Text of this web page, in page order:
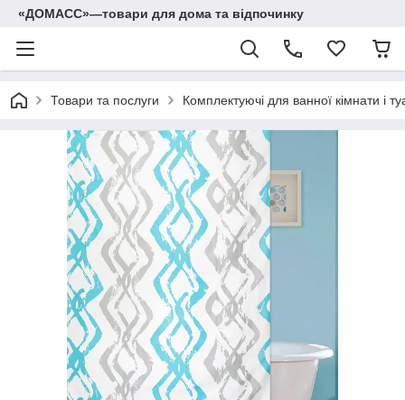
«ДОМАСС»—товари для дома та відпочинку
Товари та послуги Комплектуючі для ванної кімнати і